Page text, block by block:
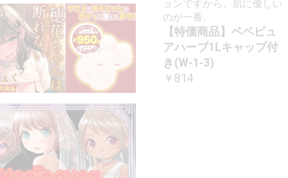
ョンですから、肌に優しい
のが一番。
【特価商品】ペペピュ
アハーブ1Lキャップ付
き(W-1-3)
￥814